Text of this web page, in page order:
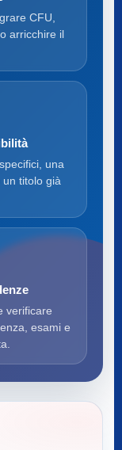
CFU,
arricchire il
una
titolo già
verificare
esami e